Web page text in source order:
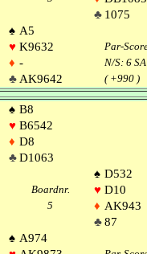
♣ 1075
♠ A5
♥ K9632
Par-
♦ - N/S: 6
♣ AK9642 ( +990 )
♠ B8
♥ B6542
♦ D8
♣D1063
♠ D532
Boardnr. ♥ D10
5 ♦ AK943
♣87
♠ A974